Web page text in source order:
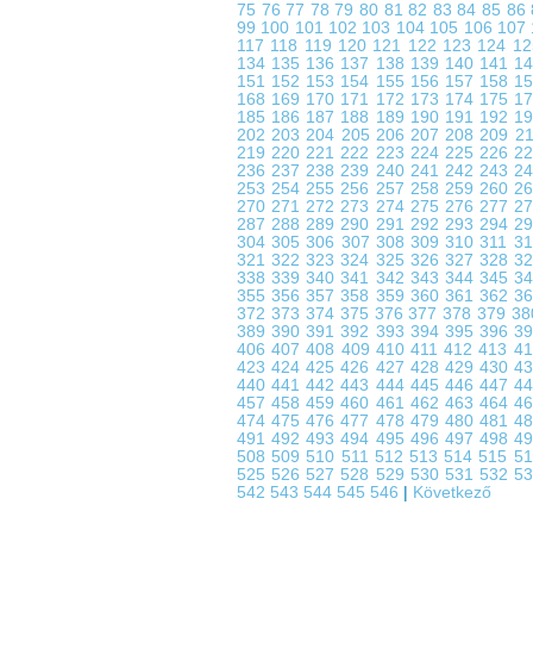
75 7677 787980 8182 838485 86
99 100 101 102 103 104 105 106 107
117 118 119 120 121 122 123 124
134 135 136 137 138 139 140 141
151 152 153 154 155 156 157 158
168 169 170 171 172 173 174 175
185 186 187 188 189 190 191 192
202203204 205 206 207208209
219220221222 223 224 225 226
236237238239 240 241 242 243
253254255256 257 258 259 260
270271272273 274 275 276 277
287288289290 291 292 293 294
304305306 307 308 309310311
321322323324 325 326 327 328
338339340341 342 343 344 345
355356357358 359 360 361 362
372 373 374 375 376377378379
389390391392 393 394 395 396
406407408 409 410 411412413
423424425426 427 428 429 430
440441442443 444 445 446 447
457458459460 461 462 463 464
474475476477 478 479 480 481
491492493494 495 496 497 498
508 509 510 511 512 513 514 515
525 526 527 528 529 530 531 532
542 543 544 545 546 Következő